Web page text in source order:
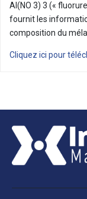
Al(NO 3) 3 («
fournit les
composition du
Cliquez ici pour